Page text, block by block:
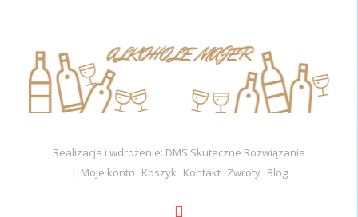
Realizacja i wdrożenie: DMS Skuteczne Rozwiązania
Moje konto Koszyk Kontakt Zwroty Blog